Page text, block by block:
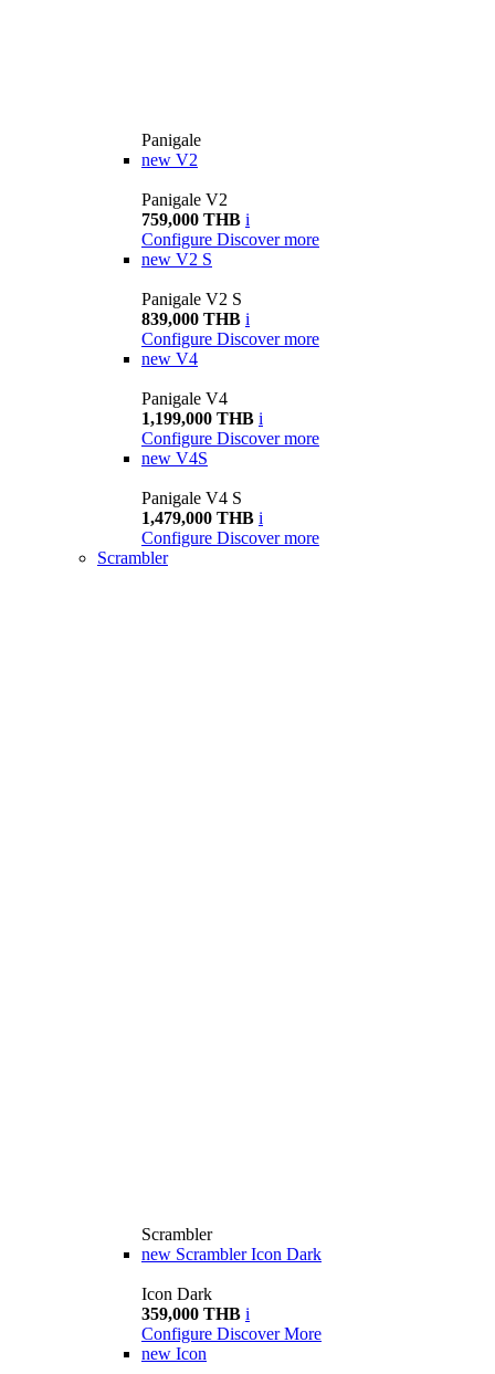
Panigale
new V2
Panigale V2
759,000 THB i
Configure Discover more
new V2 S
Panigale V2 S
839,000 THB i
Configure Discover more
new V4
Panigale V4
1,199,000 THB i
Configure Discover more
new V4S
Panigale V4 S
1,479,000 THB i
Configure Discover more
Scrambler
Scrambler
new Scrambler Icon Dark
Icon Dark
359,000 THB i
Configure Discover More
new Icon